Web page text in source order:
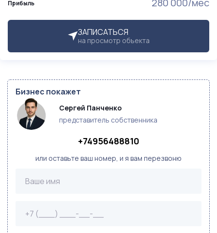
Прибыль 280 000/мес
ЗАПИСАТЬСЯ
на просмотр объекта
Бизнес покажет
Сергей Панченко
представитель собственника
+74956488810
или оставьте ваш номер, и я вам перезвоню